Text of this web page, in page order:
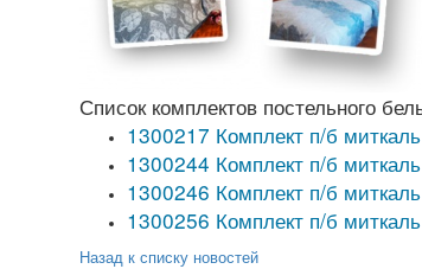
Список комплектов постельного
1300217 Комплект п/б
1300244 Комплект п/б
1300246 Комплект п/б
1300256 Комплект п/б
Назад к списку новостей